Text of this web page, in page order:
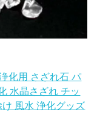
化用 さざれ石 パ
水晶さざれ チッ
風水 浄化グッズ